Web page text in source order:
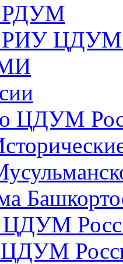
РДУМ
РИУ ЦДУМ
о ЦДУМ
ЦДУМ